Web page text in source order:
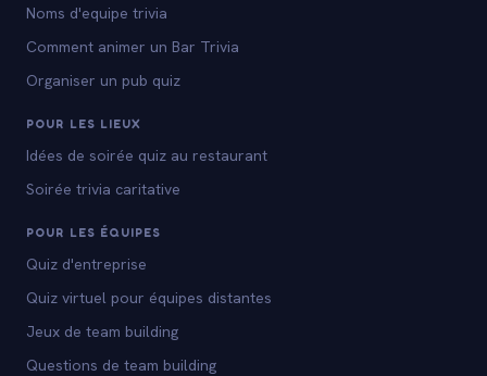
Noms d'equipe trivia
Comment animer un Bar Trivia
Organiser un pub quiz
POUR LES LIEUX
Idées de soirée quiz au restaurant
Soirée trivia caritative
POUR LES ÉQUIPES
Quiz d'entreprise
Quiz virtuel pour équipes distantes
Jeux de team building
Questions de team building